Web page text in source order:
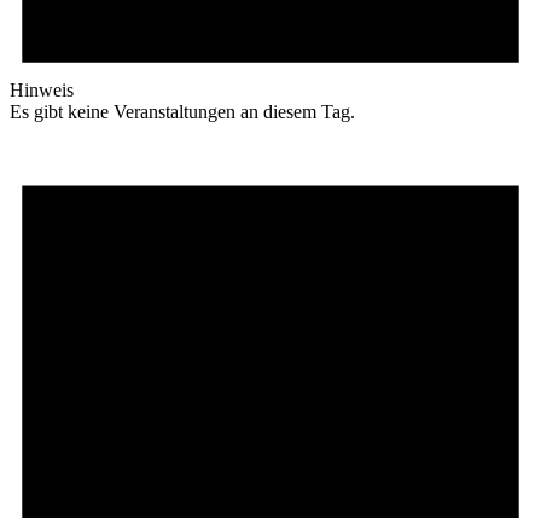
Hinweis
Es gibt keine Veranstaltungen an diesem Tag.